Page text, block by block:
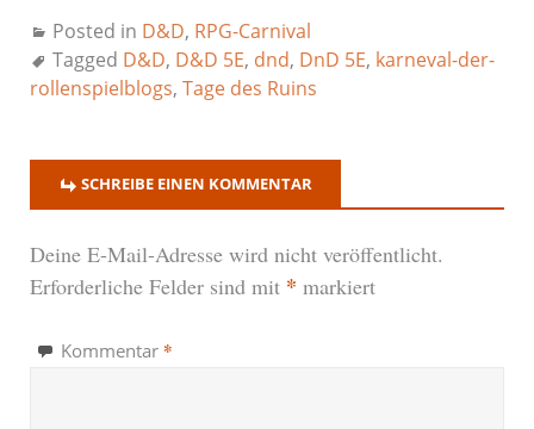
Posted in D&D, RPG-Carnival
Tagged D&D, D&D 5E, dnd, DnD 5E, karneval-der-
rollenspielblogs, Tage des Ruins
SCHREIBE EINEN KOMMENTAR
Deine E-Mail-Adresse wird nicht veröffentlicht.
Erforderliche Felder sind mit * markiert
Kommentar *